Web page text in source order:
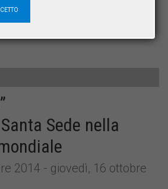
Sede nella
2014 - giovedì, 16 ottobre